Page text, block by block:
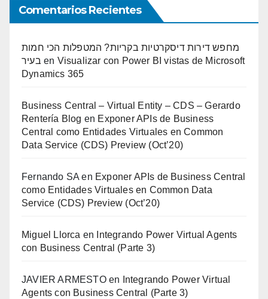
Comentarios Recientes
מחפש דירות דיסקרטיות בקריות? המטפלות הכי חמות
בעיר en Visualizar con Power BI vistas de Microsoft
Dynamics 365
Business Central – Virtual Entity – CDS – Gerardo
Rentería Blog en Exponer APIs de Business
Central como Entidades Virtuales en Common
Data Service (CDS) Preview (Oct’20)
Fernando SA en Exponer APIs de Business Central
como Entidades Virtuales en Common Data
Service (CDS) Preview (Oct’20)
Miguel Llorca en
Integrando Power Virtual Agents
con Business Central (Parte 3)
JAVIER ARMESTOen
Integrando Power Virtual
Agents con Business Central (Parte 3)